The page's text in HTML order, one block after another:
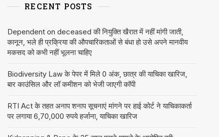
RECENT POSTS
Dependent on deceased की नियुक्ति खैरात में नहीं मांगी जाती,
कानून, भले ही प्रक्रिया की औपचारिकताओं से बंधा हो उसे अपने मानवीय
मकसद को कभी नहीं भूलना चाहिए
Biodiversity Law के पेपर में मिले 0 अंक, छात्र की याचिका खारिज,
बार काउंसिल और लॉ कमीशन को भेजी जाएगी कॉपी
RTI Act के तहत अनाप शनाप सूचनाएं मांगने पर हाई कोर्ट ने याचिकाकर्ता
पर लगाया 6,70,000 रुपये हर्जाना, याचिका खारिज